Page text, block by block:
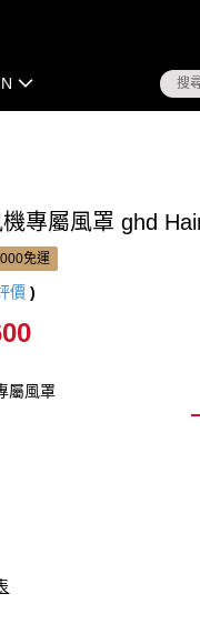
專屬風罩 ghd
免運
價 )
屬風罩